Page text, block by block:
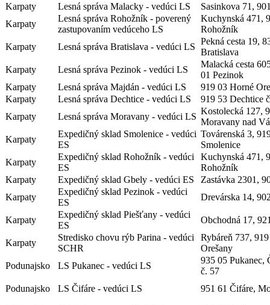
Karpaty
Lesná správa Malacky - vedúci LS
Sasinkova 71,
Karpaty
Lesná správa Rohožník - poverený
zastupovaním vedúceho LS
Kuchynská 471,
Rohožník
Karpaty
Lesná správa Bratislava - vedúci LS
Pekná cesta 19,
Bratislava
Karpaty
Lesná správa Pezinok - vedúci LS
Malacká cesta
01 Pezinok
Karpaty
Lesná správa Majdán - vedúci LS
919 03 Horné
Karpaty
Lesná správa Dechtice - vedúci LS
919 53 Dechtice
Karpaty
Lesná správa Moravany - vedúci LS
Kostolecká 127,
Moravany nad
Karpaty
Expedičný sklad Smolenice - vedúci
ES
Továrenská 3,
Smolenice
Karpaty
Expedičný sklad Rohožník - vedúci
ES
Kuchynská 471,
Rohožník
Karpaty
Expedičný sklad Gbely - vedúci ES
Zastávka 2301,
Karpaty
Expedičný sklad Pezinok - vedúci
ES
Drevárska 14,
Karpaty
Expedičný sklad Piešťany - vedúci
ES
Obchodná 17,
Karpaty
Stredisko chovu rýb Parina - vedúci
SCHR
Rybáreň 737,
Orešany
Podunajsko
LS Pukanec - vedúci LS
935 05 Pukanec,
č. 57
Podunajsko
LS Čifáre - vedúci LS 951 61 Čifáre,